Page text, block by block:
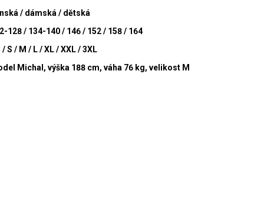
/ dámská / dětská
128 / 134-140 / 146 / 152 / 158 / 164
/ S / M / L / XL / XXL / 3XL
Michal, výška 188 cm, váha 76 kg, velikost M